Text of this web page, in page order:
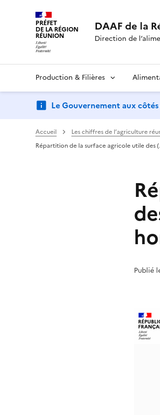
PRÉFET
DE LA RÉGION
RÉUNION
DAAF de la
Direction de
Production & Filières
Le Gouvernement aux
Accueil Les chiffres de l’agriculture
Répartition de la surface agricole utile des
Publié